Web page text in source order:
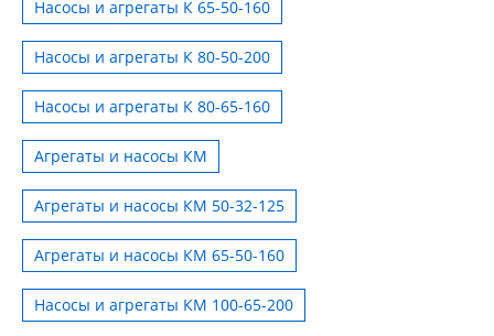
Насосы и агрегаты К 65-50-160
Насосы и агрегаты К 80-50-200
Насосы и агрегаты К 80-65-160
Агрегаты и насосы КМ
Агрегаты и насосы КМ 50-32-125
Агрегаты и насосы КМ 65-50-160
Насосы и агрегаты КМ 100-65-200